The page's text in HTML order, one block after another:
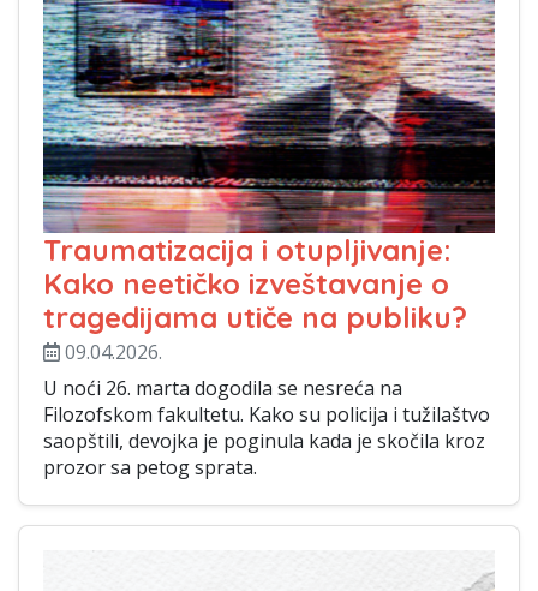
Traumatizacija i otupljivanje:
Kako neetičko izveštavanje o
tragedijama utiče na publiku?
09.04.2026.
U noći 26. marta dogodila se nesreća na
Filozofskom fakultetu. Kako su policija i tužilaštvo
saopštili, devojka je poginula kada je skočila kroz
prozor sa petog sprata.